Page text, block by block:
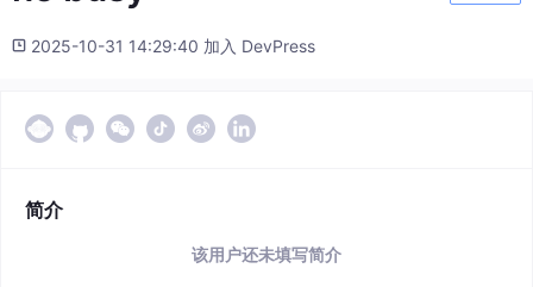
2025-10-31 14:29:40 加入 DevPress
简介
该用户还未填写简介